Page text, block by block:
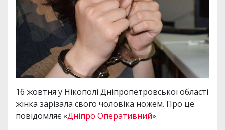
16 жовтня у Нікополі Дніпропетровської області
жінка зарізала свого чоловіка ножем. Про це
повідомляє «Дніпро Оперативний».